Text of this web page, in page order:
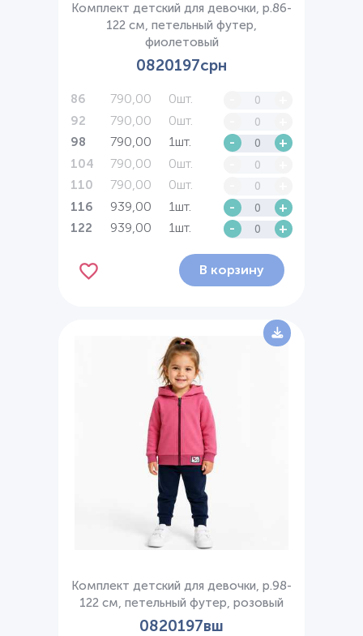
Комплект детский для девочки, р.86-
122 см, петельный футер,
фиолетовый
0820197срн
86 790,00 0шт.
92 790,00 0шт.
98 790,00 1шт. - +
104 790,00 0шт.
110 790,00 0шт.
116 939,00 1шт. - +
122 939,00 1шт. - +
В корзину
Комплект детский для девочки, р.98-
122 см, петельный футер, розовый
0820197вш